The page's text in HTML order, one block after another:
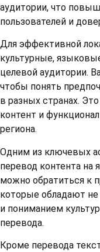
аудитории, что
пользователей и
Для эффективной
культурные,
целевой аудитории.
чтобы понять
в разных странах.
контент и
региона.
Одним из ключевых
перевод контента на
можно обратиться к
которые обладают
и пониманием
перевода.
Кроме перевода